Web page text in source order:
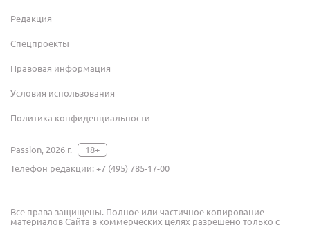
Редакция
Спецпроекты
Правовая информация
Условия использования
Политика конфиденциальности
Passion, 2026 г.
18+
Телефон редакции:+7 (495) 785-17-00
Все права защищены. Полное или частичное копирование
материалов Сайта в коммерческих целях разрешено только с